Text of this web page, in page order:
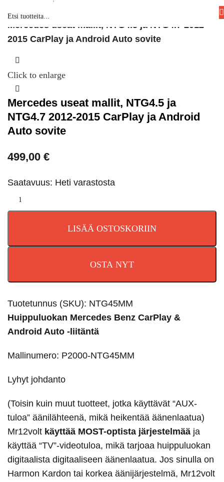
CarPlay / Android Auto
Mercedes useat mallit, NTG4.5 ja NTG4.7 2012-
2015 CarPlay ja Android Auto sovite
Click to enlarge
Mercedes useat mallit, NTG4.5 ja
NTG4.7 2012-2015 CarPlay ja Android
Auto sovite
499,00 €
Saatavuus: Heti varastosta
LISÄÄ OSTOSKORIIN
OSTA NYT
Tuotetunnus (SKU): NTG45MM
Huippuluokan Mercedes Benz CarPlay &
Android Auto -liitäntä
Mallinumero: P2000-NTG45MM
Lyhyt johdanto
(Toisin kuin muut tuotteet, jotka käyttävät “AUX-
tuloa” äänilähteenä, mikä heikentää äänenlaatua)
Mr12volt käyttää MOST-optista järjestelmää ja
käyttää “TV”-videotuloa, mikä tarjoaa huippuluokan
digitaalista digitaaliseen äänenlaatua. Jos sinulla on
Harmon Kardon tai korkea äänijärjestelmä, Mr12volt